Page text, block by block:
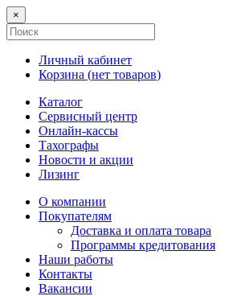
×
Личный кабинет
Корзина (нет товаров)
Каталог
Сервисный центр
Онлайн-кассы
Тахографы
Новости и акции
Лизинг
О компании
Покупателям
Доставка и оплата товара
Программы кредитования
Наши работы
Контакты
Вакансии